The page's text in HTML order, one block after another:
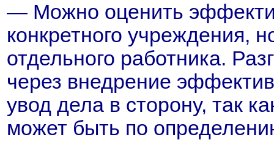
— Можно оценить
конкретного учреждения,
отдельного работника.
через внедрение
увод дела в сторону, так
может быть по